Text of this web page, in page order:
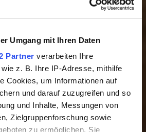
Umgang mit Ihren Daten
Partner verarbeiten Ihre
z. B. Ihre IP-Adresse, mithilfe
Cookies, um Informationen auf
und darauf zuzugreifen und so
und Inhalte, Messungen von
Zielgruppenforschung sowie
zu ermöglichen. Sie